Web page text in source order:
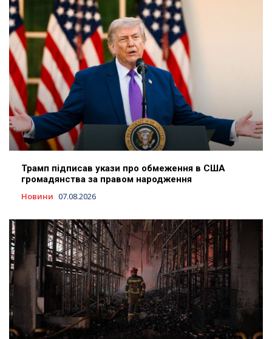
Трамп підписав укази про обмеження в США
громадянства за правом народження
Новини 07.08.2026